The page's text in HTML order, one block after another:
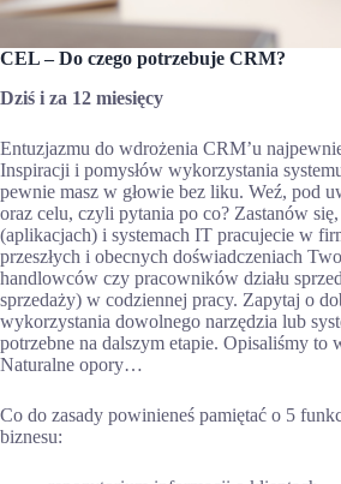
CEL – Do czego potrzebuje CRM?
Dziś i za 12 miesięcy
Entuzjazmu do wdrożenia CRM’u
Inspiracji i pomysłów wykorzystania
pewnie masz w głowie bez liku. Weź, pod
oraz celu, czyli pytania po co? Zastanów
(aplikacjach) i systemach IT pracujecie w
przeszłych i obecnych doświadczeniach
handlowców czy pracowników działu
sprzedaży) w codziennej pracy. Zapytaj o
wykorzystania dowolnego narzędzia lub
potrzebne na dalszym etapie. Opisaliśmy
Naturalne opory…
Co do zasady powinieneś pamiętać o 5
biznesu: